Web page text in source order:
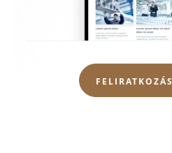
FELIRATKOZÁS